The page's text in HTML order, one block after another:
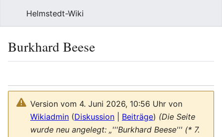
Helmstedt-Wiki
Burkhard Beese
Version vom 4. Juni 2026, 10:56 Uhr von
Wikiadmin (Diskussion Beiträge) (Die Seite
wurde neu angelegt: „'''Burkhard Beese''' (* 7.